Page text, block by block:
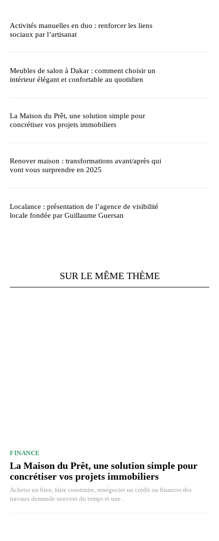
Activités manuelles en duo : renforcer les liens
sociaux par l’artisanat
Meubles de salon à Dakar : comment choisir un
intérieur élégant et confortable au quotidien
La Maison du Prêt, une solution simple pour
concrétiser vos projets immobiliers
Renover maison : transformations avant/après qui
vont vous surprendre en 2025
Localance : présentation de l’agence de visibilité
locale fondée par Guillaume Guersan
SUR LE MÊME THÈME
FINANCE
La Maison du Prêt, une solution simple pour
concrétiser vos projets immobiliers
Acheter un bien, faire construire, renégocier un crédit ou financer des
travaux demande souvent du temps et une...